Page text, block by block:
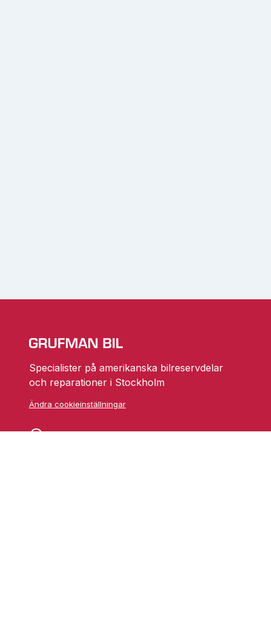
Specialister på amerikanska bilreservdelar
och reparationer i Stockholm
Ändra cookieinställningar
Skarprättarvägen 18